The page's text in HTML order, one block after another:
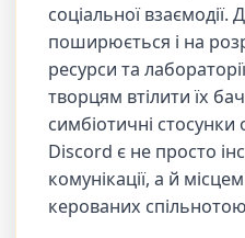
соціальної взаємодії.
поширюється і на
ресурси та
творцям втілити їх
симбіотичні
Discord є не просто
комунікації, а й
керованих